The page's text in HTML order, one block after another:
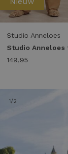
Studio Anneloes
149,95
1/2